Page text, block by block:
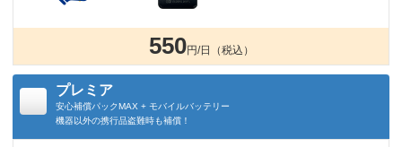
550円/日（税込）
プレミア
安心補償パックMAX + モバイルバッテリー
機器以外の携行品盗難時も補償！